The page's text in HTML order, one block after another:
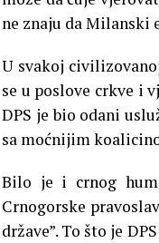
ne znaju da
U svakoj
se u poslove crkve i
DPS je bio odani
sa moćnijim
Bilo je i crnog
Crnogorske
države”. To što je